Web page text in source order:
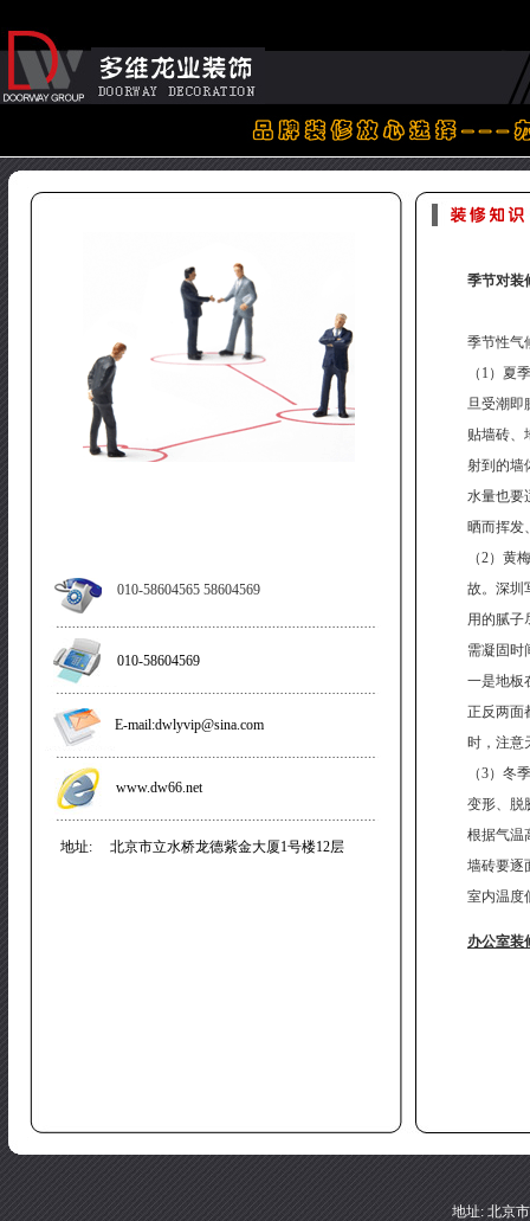
010-58604565 58604569
010-58604569
E-mail:dwlyvip@sina.com
www.dw66.net
地址: 北京市立水桥龙德紫金大厦1号楼12层
季节对装
季节性气
（1）夏
旦受潮即
贴墙砖、
射到的墙
水量也要
晒而挥发
（2）黄
故。深圳
用的腻子
需凝固时
一是地板
正反两面
时，注意
（3）冬
变形、脱
根据气温
墙砖要逐
室内温度
办公室装
地址: 北京